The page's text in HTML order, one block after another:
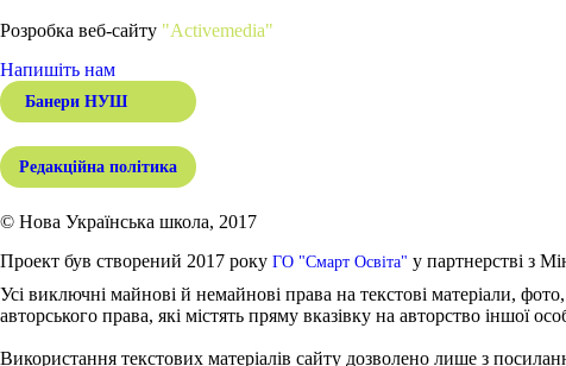
Розробка веб-сайту "Activemedia"
Напишіть нам
Банери НУШ
Редакційна політика
© Нова Українська школа, 2017
Проект був створений 2017 року ГО "Смарт Освіта" у партнерстві з
Усі виключні майнові й немайнові права на текстові матеріали,
авторського права, які містять пряму вказівку на авторство іншої
Використання текстових матеріалів сайту дозволено лише з